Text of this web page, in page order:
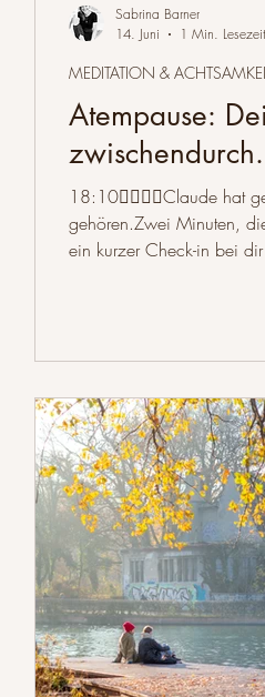
Atempause:
zwischendurch.
18:10Claude hat
gehören.Zwei Minuten,
ein kurzer Check-in bei
MEDITATION &
Sabrina Barner
14. Juni
1 Min. Lesezeit